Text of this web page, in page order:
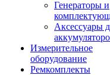
Генераторы и
Аксессуары
Измерительное
оборудование
Ремкомплекты